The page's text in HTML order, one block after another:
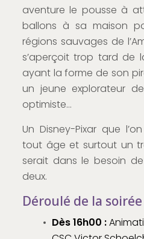
aventure le pousse à
ballons à sa maison
régions sauvages de
s’aperçoit trop tard de
ayant la forme de son
un jeune explorateur
optimiste…
Un Disney-Pixar que
tout âge et surtout un
serait dans le besoin
deux.
Déroulé de la soirée
Dès 16h00 :